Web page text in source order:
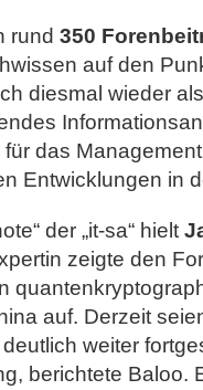
rund 350
auf den
diesmal wieder
das
Entwicklungen in
der „it-sa“ hielt
zeigte den
auf. Derzeit
weiter
berichtete Baloo.